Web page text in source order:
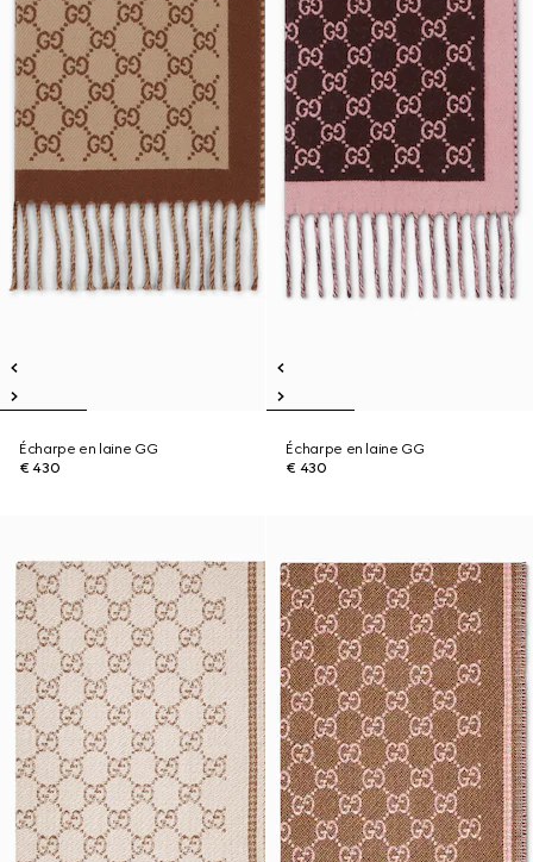
Écharpe en laine GG
€ 430
Écharpe en laine GG
€ 430